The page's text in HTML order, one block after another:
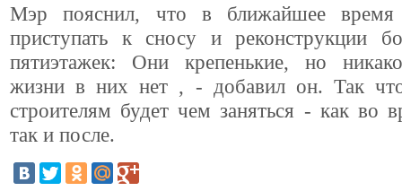
Мэр пояснил, что в ближайшее время
приступать к сносу и реконструкции
пятиэтажек: Они крепенькие, но
жизни в них нет , - добавил он. Так
строителям будет чем заняться - как во
так и после.